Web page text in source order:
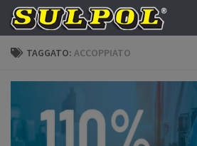
Salta al contenuto
TAGGATO: ACCOPPIATO